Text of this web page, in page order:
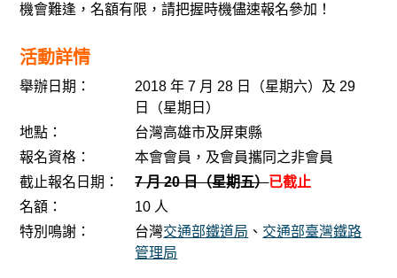
機會難逢，名額有限，請把握時機儘速報名參加！
活動詳情
舉辦日期：
2018 年 7 月 28 日（星期六）及 29
日（星期日）
地點：
台灣高雄市及屏東縣
報名資格：
本會會員，及會員攜同之非會員
截止報名日期：
7 月 20 日（星期五）已截止
名額：
10 人
特別鳴謝：
台灣交通部鐵道局 、 交通部臺灣鐵路
管理局